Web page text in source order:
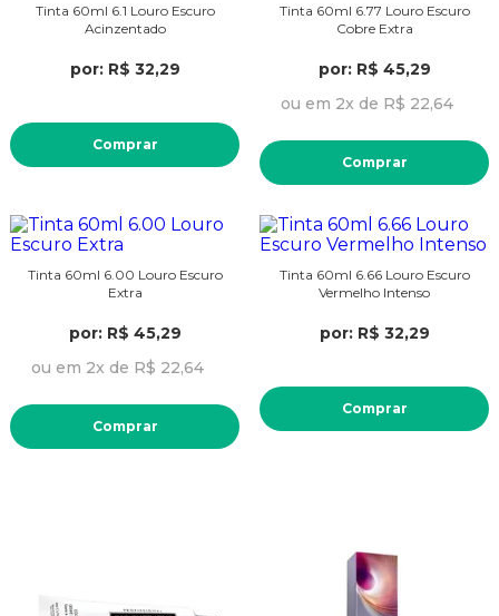
Tinta 60ml 6.1 Louro Escuro
Acinzentado
por: R$ 32,29
Comprar
Tinta 60ml 6.77 Louro Escuro
Cobre Extra
por: R$ 45,29
ou em 2x de R$ 22,64
Comprar
Tinta 60ml 6.00 Louro Escuro
Extra
por: R$ 45,29
ou em 2x de R$ 22,64
Comprar
Tinta 60ml 6.66 Louro Escuro
Vermelho Intenso
por: R$ 32,29
Comprar